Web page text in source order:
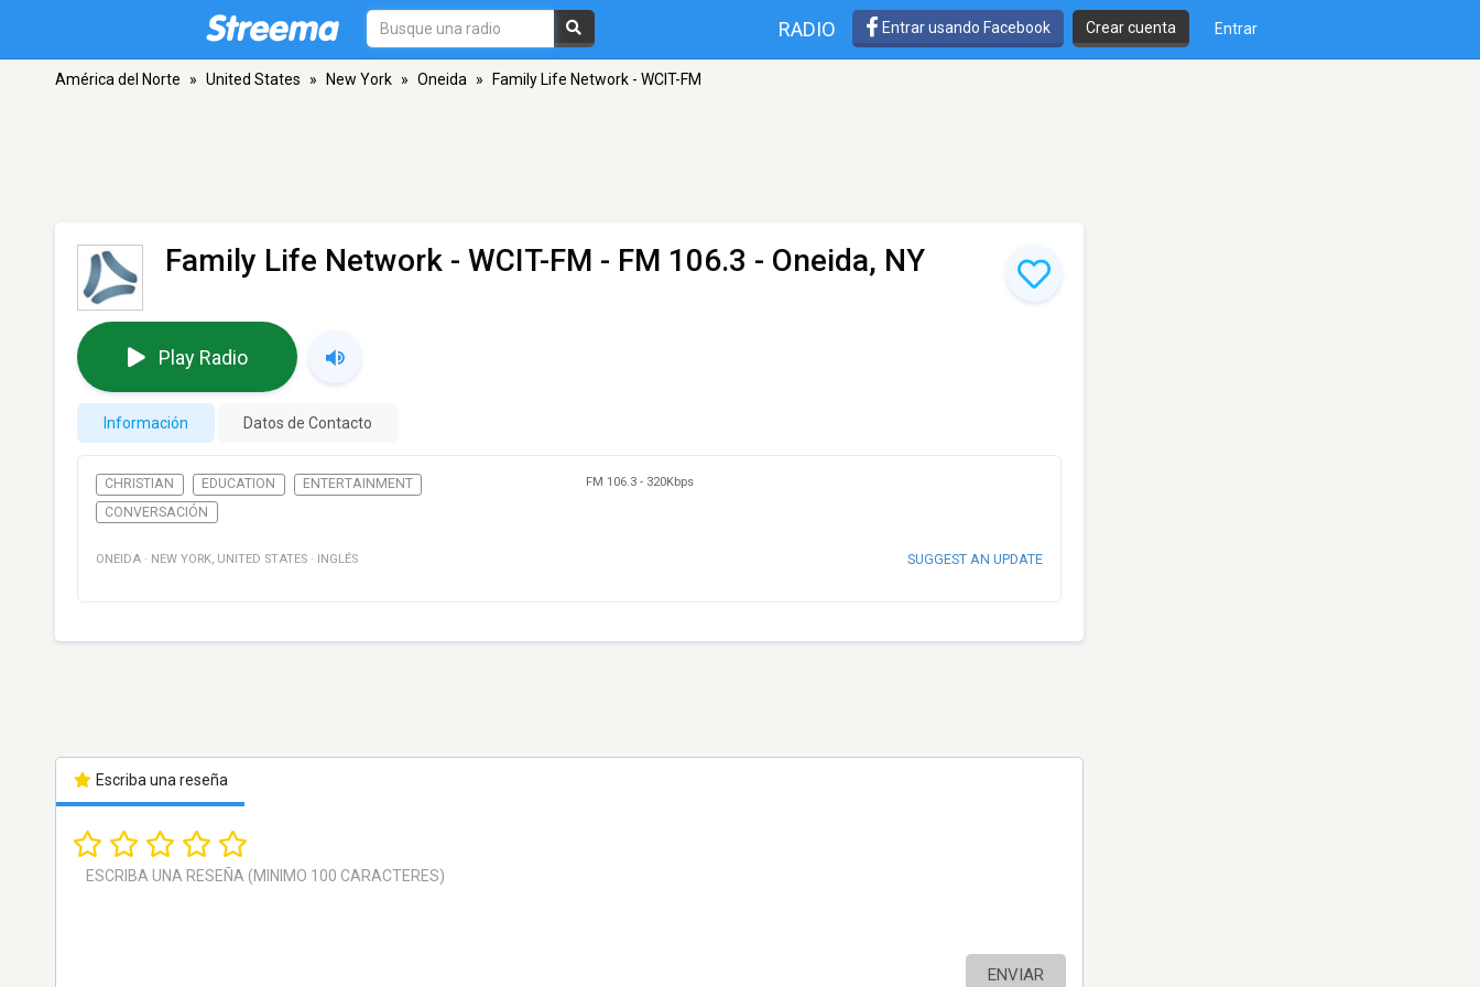
RADIO Entrar usando Facebook Crear cuenta Entrar
América del Norte » United States » New York » Oneida » Family Life Network - WCIT-FM
Family Life Network - WCIT-FM - FM 106.3 - Oneida, NY
Play Radio
Información Datos de Contacto
CHRISTIAN EDUCATION
ENTERTAINMENT
CONVERSACIÓN
FM 106.3 - 320Kbps
ONEIDA · NEW YORK, UNITED STATES · INGLÉS SUGGEST AN UPDATE
Escriba una reseña
ENVIAR